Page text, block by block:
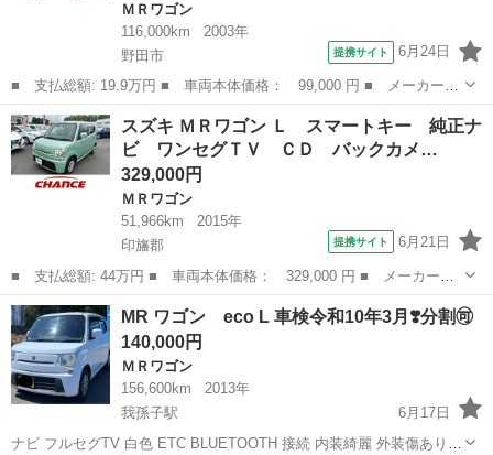
ＭＲワゴン
116,000km
2003年
野田市
提携サイト 6月24日
■ 支払総額: 19.9万円 ■ 車両本体価格： 99,000 円 ■ メーカー
名： スズキ ■ 車種名： ＭＲワゴン ■ グレード名： Ｎ－１
ユーザー買取車 マニュアルエアコン パワーウィンドウ パワース
テアリング キ...
千葉 野田市 ＭＲワゴン
スズキ ＭＲワゴン Ｌ スマートキー 純正ナ
ビ ワンセグＴＶ ＣＤ バックカメ…
329,000円
ＭＲワゴン
51,966km
2015年
印旛郡
提携サイト 6月21日
■ 支払総額: 44万円 ■ 車両本体価格： 329,000 円 ■ メーカー
名： スズキ ■ 車種名： ＭＲワゴン ■ グレード名： Ｌ スマ
ートキー 純正ナビ ワンセグＴＶ ＣＤ バックカメラ プッシュ
スタート ベンチ...
千葉 印旛郡 ＭＲワゴン
MR ワゴン eco L 車検令和10年3月❣️分割🉑
140,000円
ＭＲワゴン
156,600km
2013年
我孫子駅
6月17日
ナビ フルセグTV 白色 ETC BLUETOOTH 接続 内装綺麗 外装傷あり